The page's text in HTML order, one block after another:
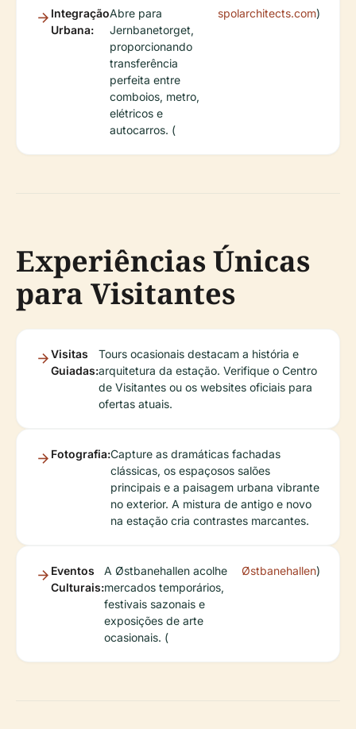
Integração
Urbana:
Abre para
Jernbanetorget,
proporcionando
transferência
perfeita entre
comboios, metro,
elétricos e
autocarros. (
spolarchitects.com)
Experiências Únicas
para Visitantes
Visitas
Guiadas:
Tours ocasionais destacam a história e
arquitetura da estação. Verifique o Centro
de Visitantes ou os websites oficiais para
ofertas atuais.
Fotografia:Capture as dramáticas fachadas
clássicas, os espaçosos salões
principais e a paisagem urbana vibrante
no exterior. A mistura de antigo e novo
na estação cria contrastes marcantes.
Eventos
Culturais:
A Østbanehallen acolhe
mercados temporários,
festivais sazonais e
exposições de arte
ocasionais. (
Østbanehallen)